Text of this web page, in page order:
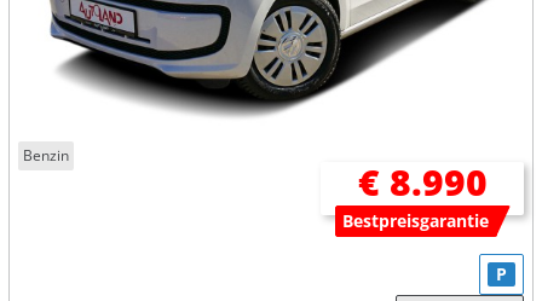
Benzin
€ 8.990
Bestpreisgarantie
P